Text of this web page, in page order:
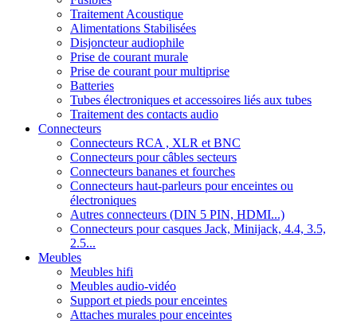
Traitement Acoustique
Alimentations Stabilisées
Disjoncteur audiophile
Prise de courant murale
Prise de courant pour multiprise
Batteries
Tubes électroniques et accessoires liés aux tubes
Traitement des contacts audio
Connecteurs
Connecteurs RCA , XLR et BNC
Connecteurs pour câbles secteurs
Connecteurs bananes et fourches
Connecteurs haut-parleurs pour enceintes ou
électroniques
Autres connecteurs (DIN 5 PIN, HDMI...)
Connecteurs pour casques Jack, Minijack, 4.4, 3.5,
2.5...
Meubles
Meubles hifi
Meubles audio-vidéo
Support et pieds pour enceintes
Attaches murales pour enceintes